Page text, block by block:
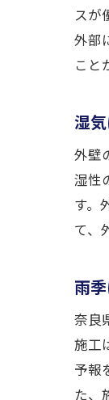
スが
外部
こと
湿
外壁
湿性
す。
て、
雨
奈良
施工
予報
た、